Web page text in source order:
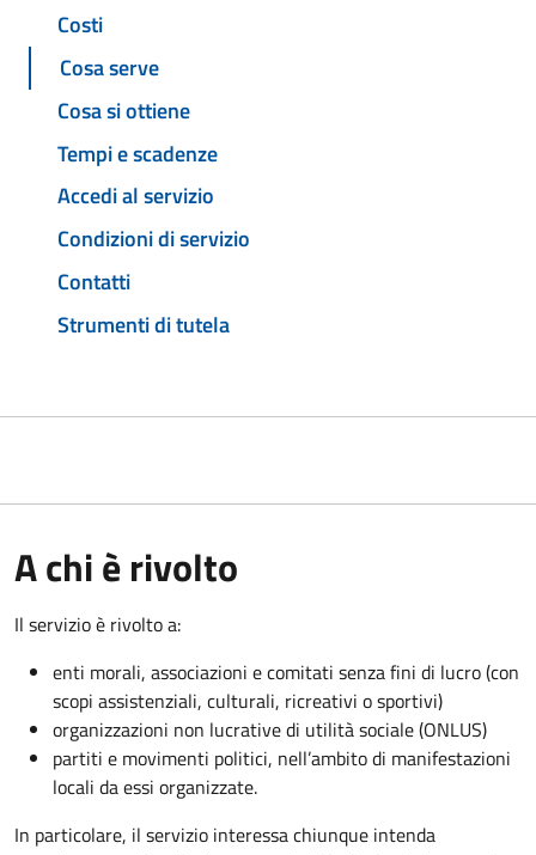
Costi
Cosa serve
Cosa si ottiene
Tempi e scadenze
Accedi al servizio
Condizioni di servizio
Contatti
Strumenti di tutela
A chi è rivolto
Il servizio è rivolto a:
enti morali, associazioni e comitati senza fini di lucro (con
scopi assistenziali, culturali, ricreativi o sportivi)
organizzazioni non lucrative di utilità sociale (ONLUS)
partiti e movimenti politici, nell’ambito di manifestazioni
locali da essi organizzate.
In particolare, il servizio interessa chiunque intenda